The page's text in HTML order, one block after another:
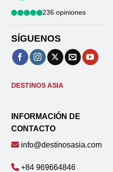
236 opiniones
SÍGUENOS
DESTINOS ASIA
INFORMACIÓN DE
CONTACTO
info@destinosasia.com
+84 969664846